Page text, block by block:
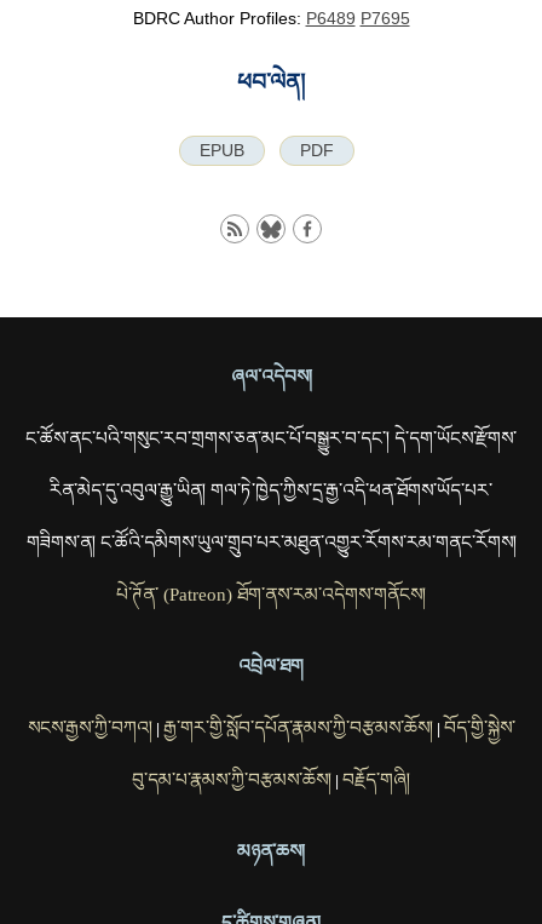
BDRC Author Profiles: P6489 P7695
ཕབ་ལེན།
EPUB PDF
ཞལ་འདེབས།
ང་ཚོས་ནང་པའི་གསུང་རབ་གྲགས་ཅན་མང་པོ་བསྒྱུར་བ་དང་། དེ་དག་ཡོངས་རྫོགས་
རིན་མེད་དུ་འབུལ་རྒྱུ་ཡིན། གལ་ཏེ་ཁྱེད་ཀྱིས་དྲ་རྒྱ་འདི་ཕན་ཐོགས་ཡོད་པར་
གཟིགས་ན། ང་ཚོའི་དམིགས་ཡུལ་གྲུབ་པར་མཐུན་འགྱུར་རོགས་རམ་གནང་རོགས།
པེ་ཊོན་ (Patreon) ཐོག་ནས་རམ་འདེགས་གནོངས།
འབྲེལ་ཐག
སངས་རྒྱས་ཀྱི་བཀའ། རྒྱ་གར་གྱི་སློབ་དཔོན་རྣམས་ཀྱི་བརྩམས་ཆོས། བོད་གྱི་སྐྱེས་
བུ་དམ་པ་རྣམས་ཀྱི་བརྩམས་ཆོས། བརྗོད་གཞི།
མཉན་ཆས།